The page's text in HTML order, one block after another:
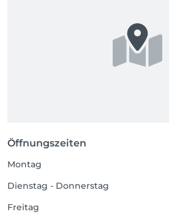
Öffnungszeiten
Montag
Dienstag - Donnerstag
Freitag